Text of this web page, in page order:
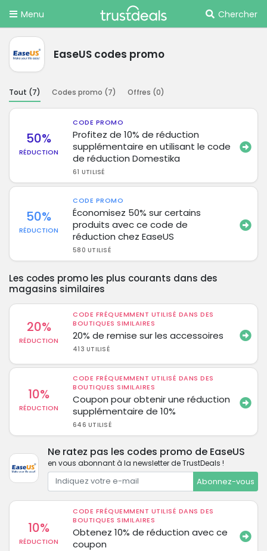
Menu Chercher
EaseUS codes promo
Tout (7) Codes promo (7) Offres (0)
50%
RÉDUCTION
CODE PROMO
Profitez de 10% de réduction
supplémentaire en utilisant le code
de réduction Domestika
61 UTILISÉ
50%
RÉDUCTION
CODE PROMO
Économisez 50% sur certains
produits avec ce code de
réduction chez EaseUS
580 UTILISÉ
Les codes promo les plus courants dans des
magasins similaires
20%
RÉDUCTION
CODE FRÉQUEMMENT UTILISÉ DANS DES
BOUTIQUES SIMILAIRES
20% de remise sur les accessoires
413 UTILISÉ
10%
RÉDUCTION
CODE FRÉQUEMMENT UTILISÉ DANS DES
BOUTIQUES SIMILAIRES
Coupon pour obtenir une réduction
supplémentaire de 10%
646 UTILISÉ
Ne ratez pas les codes promo de EaseUS
en vous abonnant à la newsletter de TrustDeals !
Abonnez-vous
10%
RÉDUCTION
CODE FRÉQUEMMENT UTILISÉ DANS DES
BOUTIQUES SIMILAIRES
Obtenez 10% de réduction avec ce
coupon